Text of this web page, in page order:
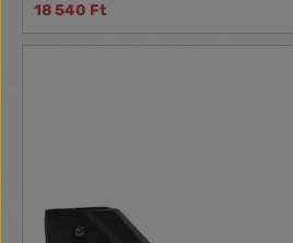
újratöltés érdekében * Felhasználás:
szegezési feladatokhoz
18 540 Ft